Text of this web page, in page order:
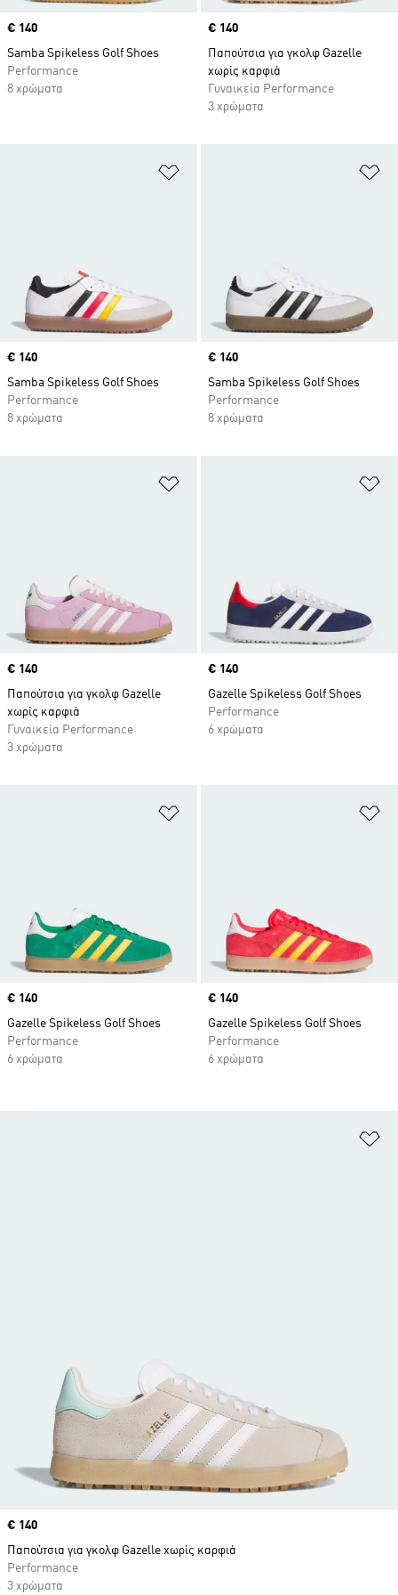
Price
€ 140
Samba Spikeless Golf Shoes
Performance
8 χρώματα
Price
€ 140
Παπούτσια για γκολφ Gazelle
χωρίς καρφιά
Γυναικεία Performance
3 χρώματα
Προσθήκη στη Λίστα Επιθυμιών
Price
€ 140
Samba Spikeless Golf Shoes
Performance
8 χρώματα
Price
€ 140
Samba Spikeless Golf Shoes
Performance
8 χρώματα
Προσθήκη στη Λίστα Επιθυμιών
Price
€ 140
Παπούτσια για γκολφ Gazelle
χωρίς καρφιά
Γυναικεία Performance
3 χρώματα
Price
€ 140
Gazelle Spikeless Golf Shoes
Performance
6 χρώματα
Προσθήκη στη Λίστα Επιθυμιών
Price
€ 140
Gazelle Spikeless Golf Shoes
Performance
6 χρώματα
Price
€ 140
Gazelle Spikeless Golf Shoes
Performance
6 χρώματα
Price
€ 140
Παπούτσια για γκολφ Gazelle χωρίς καρφιά
Performance
3 χρώματα